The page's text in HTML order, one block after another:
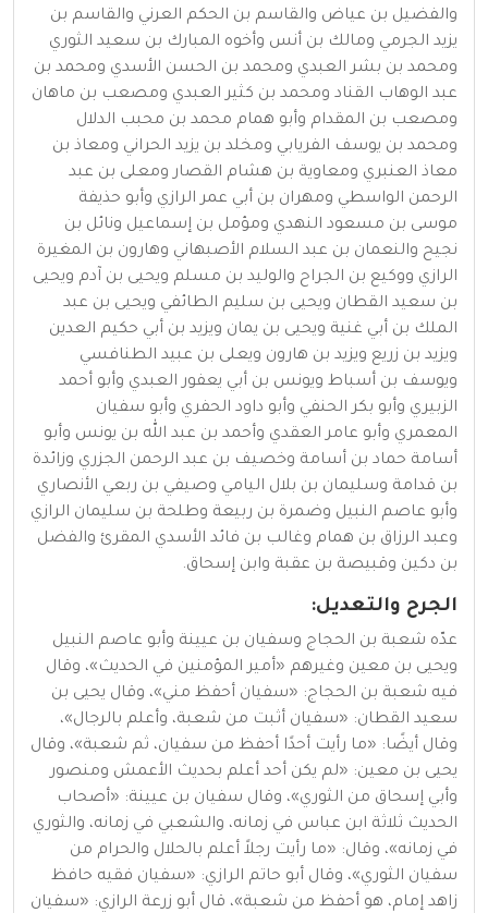
والفضيل بن عياض والقاسم بن الحكم العرني والقاسم بن
يزيد الجرمي ومالك بن أنس وأخوه المبارك بن سعيد الثوري
ومحمد بن بشر العبدي ومحمد بن الحسن الأسدي ومحمد بن
عبد الوهاب القناد ومحمد بن كثير العبدي ومصعب بن ماهان
ومصعب بن المقدام وأبو همام محمد بن محبب الدلال
ومحمد بن يوسف الفريابي ومخلد بن يزيد الحراني ومعاذ بن
معاذ العنبري ومعاوية بن هشام القصار ومعلى بن عبد
الرحمن الواسطي ومهران بن أبي عمر الرازي وأبو حذيفة
موسى بن مسعود النهدي ومؤمل بن إسماعيل ونائل بن
نجيح والنعمان بن عبد السلام الأصبهاني وهارون بن المغيرة
الرازي ووكيع بن الجراح والوليد بن مسلم ويحيى بن آدم ويحيى
بن سعيد القطان ويحيى بن سليم الطائفي ويحيى بن عبد
الملك بن أبي غنية ويحيى بن يمان ويزيد بن أبي حكيم العدين
ويزيد بن زريع ويزيد بن هارون ويعلى بن عبيد الطنافسي
ويوسف بن أسباط ويونس بن أبي يعفور العبدي وأبو أحمد
الزبيري وأبو بكر الحنفي وأبو داود الحفري وأبو سفيان
المعمري وأبو عامر العقدي وأحمد بن عبد الله بن يونس وأبو
أسامة حماد بن أسامة وخصيف بن عبد الرحمن الجزري وزائدة
بن قدامة وسليمان بن بلال اليامي وصيفي بن ربعي الأنصاري
وأبو عاصم النبيل وضمرة بن ربيعة وطلحة بن سليمان الرازي
وعبد الرزاق بن همام وغالب بن فائد الأسدي المقرئ والفضل
بن دكين وقبيصة بن عقبة وابن إسحاق.
الجرح والتعديل:
عدّه شعبة بن الحجاج وسفيان بن عيينة وأبو عاصم النبيل
ويحيى بن معين وغيرهم «أمير المؤمنين في الحديث»، وقال
فيه شعبة بن الحجاج: «سفيان أحفظ مني»، وقال يحيى بن
سعيد القطان: «سفيان أثبت من شعبة، وأعلم بالرجال»،
وقال أيضًا: «ما رأيت أحدًا أحفظ من سفيان، ثم شعبة»، وقال
يحيى بن معين: «لم يكن أحد أعلم بحديث الأعمش ومنصور
وأبي إسحاق من الثوري»، وقال سفيان بن عيينة: «أصحاب
الحديث ثلاثة ابن عباس في زمانه، والشعبي في زمانه، والثوري
في زمانه»، وقال: «ما رأيت رجلاً أعلم بالحلال والحرام من
سفيان الثوري»، وقال أبو حاتم الرازي: «سفيان فقيه حافظ
زاهد إمام، هو أحفظ من شعبة»، قال أبو زرعة الرازي: «سفيان